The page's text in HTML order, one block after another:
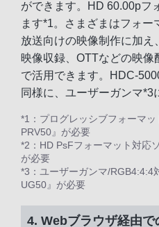
ができます。HD 60.00pフ
ます*1。さまざまはフォー
放送向けの映像制作に加
映像収録、OTTなどの映
で活用できます。HDC-
同様に、ユーザーガンマ*3
*1：プログレッシブフォーマ
PRV50』が必要
*2：HD PsFフォーマット対応
が必要
*3：ユーザーガンマ/RGB4:4:4
UG50』が必要
4. Webブラウザ経由